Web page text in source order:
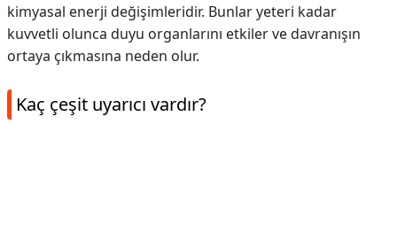
kimyasal enerji değişimleridir. Bunlar yeteri kadar
kuvvetli olunca duyu organlarını etkiler ve davranışın
ortaya çıkmasına neden olur.
Kaç çeşit uyarıcı vardır?